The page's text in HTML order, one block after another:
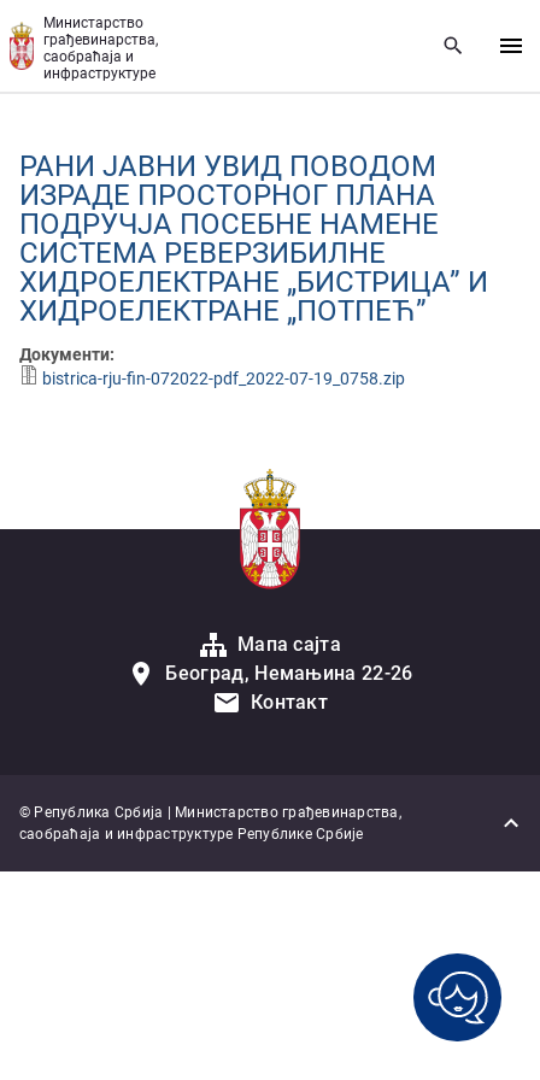
Министарство
грађевинарства,
саобраћаја и
инфраструктуре
РАНИ ЈАВНИ УВИД ПОВОДОМ
ИЗРАДЕ ПРОСТОРНОГ ПЛАНА
ПОДРУЧЈА ПОСЕБНЕ НАМЕНЕ
СИСТЕМА РЕВЕРЗИБИЛНЕ
ХИДРОЕЛЕКТРАНЕ „БИСТРИЦА” И
ХИДРОЕЛEКТРАНЕ „ПОТПЕЋ”
Документи:
bistrica-rju-fin-072022-pdf_2022-07-19_0758.zip
Мапа сајта
Београд, Немањина 22-26
Контакт
© Република Србија | Министарство грађевинарства,
саобраћаја и инфраструктуре Републике Србије